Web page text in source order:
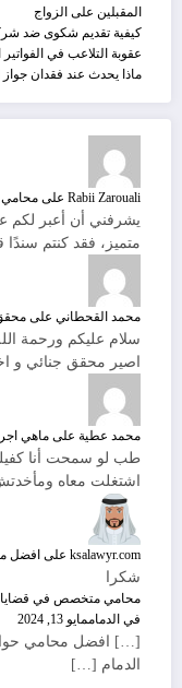
المقبلين على الزواج
كيفية تقديم شكوى ضد
عقوبة التلاعب في
ماذا يحدث عند فقدان
Rabii Zarouali علىمحامي
يشرفني أن أعبر لكم
متميز، فقد كنتم
محمد القحطاني على
سلام عليكم ورحمة
اصير محقق جنائي و
محمد عطية علىماهي
طب لو سمحت أنا
اشتغلت معاه
ksalawyr.com على افضل
شكرا
محامي متخصص في قضايا
في الدماممايو 13, 2024
[…] افضل محامي
الدمام […]